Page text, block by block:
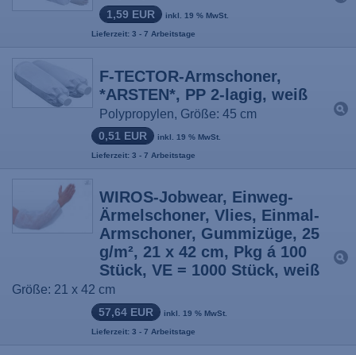
1,59 EUR inkl. 19 % MwSt.
Lieferzeit: 3 - 7 Arbeitstage
F-TECTOR-Armschoner,
*ARSTEN*, PP 2-lagig, weiß
Polypropylen, Größe: 45 cm
0,51 EUR inkl. 19 % MwSt.
Lieferzeit: 3 - 7 Arbeitstage
WIROS-Jobwear, Einweg-
Ärmelschoner, Vlies, Einmal-
Armschoner, Gummizüge, 25
g/m², 21 x 42 cm, Pkg á 100
Stück, VE = 1000 Stück, weiß
Größe: 21 x 42 cm
57,64 EUR inkl. 19 % MwSt.
Lieferzeit: 3 - 7 Arbeitstage